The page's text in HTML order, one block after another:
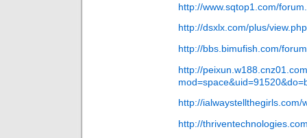
http://www.sqtop1.com/
http://dsxlx.com/plus/
http://bbs.bimufish.com/
http://
http://
http://